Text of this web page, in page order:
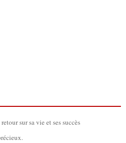
sur sa vie et ses succès